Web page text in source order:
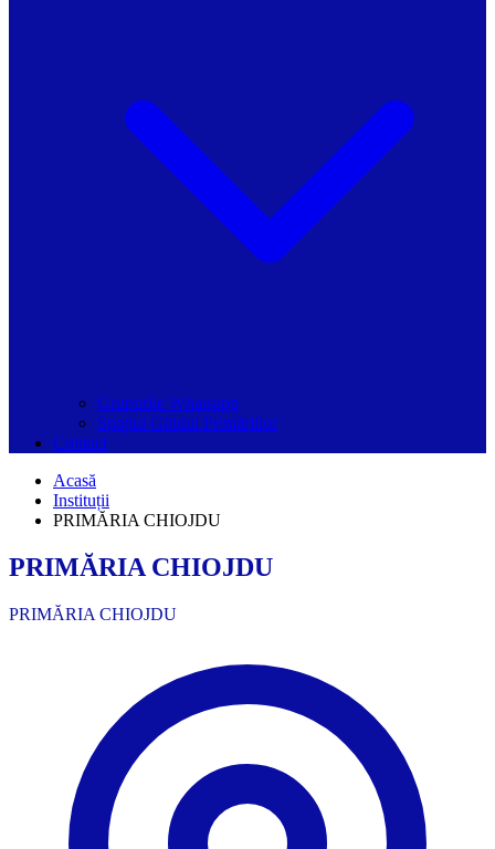
Grupurile Whatsapp
Spațiul Ghidul Primăriilor
Contact
Acasă
Instituții
PRIMĂRIA CHIOJDU
PRIMĂRIA CHIOJDU
PRIMĂRIA CHIOJDU